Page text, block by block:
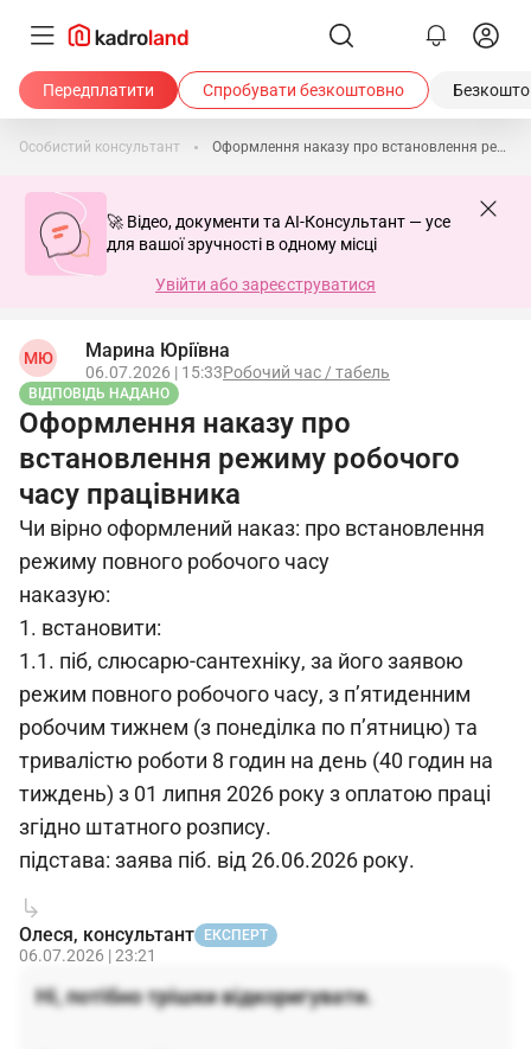
Передплатити Спробувати безкоштовно
Особистий консультант Оформлення наказу про встановлення режиму робочого часу працівника
🚀 Відео, документи та AI-Консультант — усе
для вашої зручності в одному місці
Увійти або зареєструватися
МЮ Марина Юріївна
06.07.2026 | 15:33Робочий час / табель
ВІДПОВІДЬ НАДАНО
Оформлення наказу про
встановлення режиму робочого
часу працівника
Чи вірно оформлений наказ: про встановлення
режиму повного робочого часу
наказую:
1. встановити:
1.1. піб, слюсарю-сантехніку, за його заявою
режим повного робочого часу, з п’ятиденним
робочим тижнем (з понеділка по п’ятницю) та
тривалістю роботи 8 годин на день (40 годин на
тиждень) з 01 липня 2026 року з оплатою праці
згідно штатного розпису.
підстава: заява піб. від 26.06.2026 року.
Олеся, консультант ЕКСПЕРТ
06.07.2026 | 23:21
Ні, потібно трішки відкоригувати.